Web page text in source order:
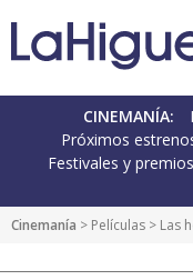
CINEMANÍA:
Próximos
Festivales y premios
Cinemanía > Películas > Las